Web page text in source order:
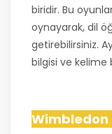
biridir. Bu
oynayarak, dil
getirebilirsiniz.
bilgisi ve kelime
Wimbledon